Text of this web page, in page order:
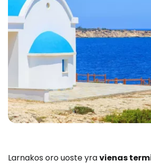
Larnakos oro uoste yravienas